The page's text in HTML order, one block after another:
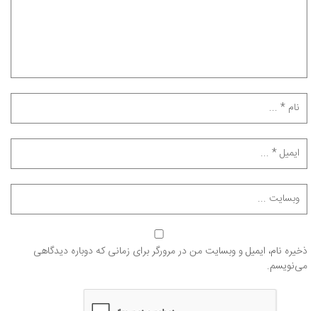
ذخیره نام، ایمیل و وبسایت من در مرورگر برای زمانی که دوباره دیدگاهی
می‌نویسم.